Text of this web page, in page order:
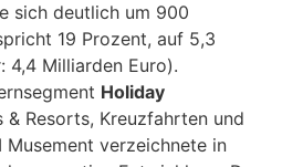
sich deutlich um 900
19 Prozent, auf 5,3
4,4 Milliarden Euro).
Holiday
& Resorts, Kreuzfahrten und
verzeichnete in